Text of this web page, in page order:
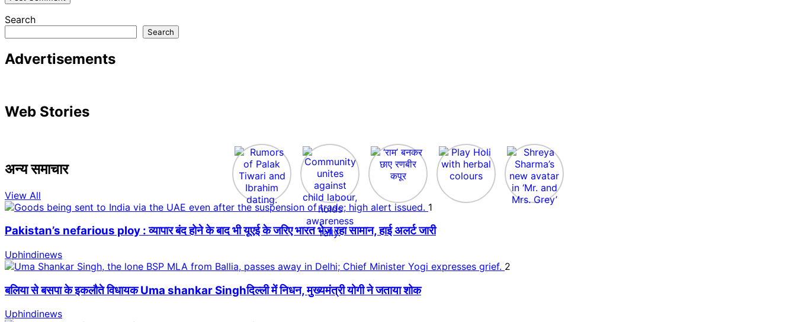
Search
Search
Advertisements
Web Stories
अन्य समाचार
View All
1
Pakistan’s nefarious ploy : व्यापार बंद होने के बाद भी यूएई के जरिए भारत भेज रहा सामान, हाई अलर्ट जारी
Uphindinews
2
बलिया से बसपा के इकलौते विधायक Uma shankar Singhदिल्ली में निधन, मुख्यमंत्री योगी ने जताया शोक
Uphindinews